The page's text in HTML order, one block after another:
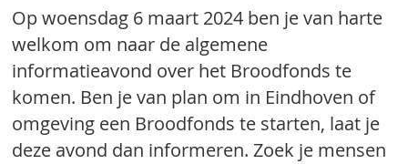
Op woensdag 6 maart 2024 ben je van harte
welkom om naar de algemene
informatieavond over het Broodfonds te
komen. Ben je van plan om in Eindhoven of
omgeving een Broodfonds te starten, laat je
deze avond dan informeren. Zoek je mensen